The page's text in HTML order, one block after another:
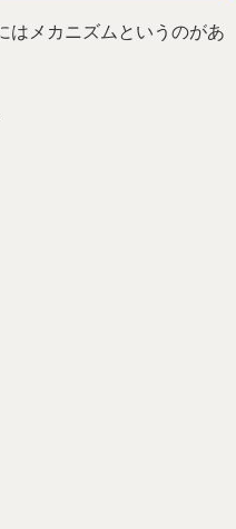
はメカニズムというのがあ